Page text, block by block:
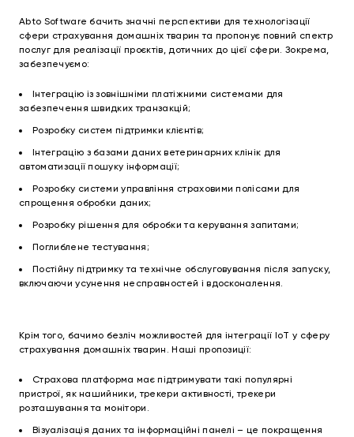
Abto Software бачить значні перспективи для технологізації
сфери страхування домашніх тварин та пропонує повний спектр
послуг для реалізації проєктів, дотичних до цієї сфери. Зокрема,
забезпечуємо:
Інтеграцію із зовнішніми платіжними системами для
забезпечення швидких транзакцій;
Розробку систем підтримки клієнтів;
Інтеграцію з базами даних ветеринарних клінік для
автоматизації пошуку інформації;
Розробку системи управління страховими полісами для
спрощення обробки даних;
Розробку рішення для обробки та керування запитами;
Поглиблене тестування;
Постійну підтримку та технічне обслуговування після запуску,
включаючи усунення несправностей і вдосконалення.
Крім того, бачимо безліч можливостей для інтеграції IoT у сферу
страхування домашніх тварин. Наші пропозиції:
Страхова платформа має підтримувати такі популярні
пристрої, як нашийники, трекери активності, трекери
розташування та монітори.
Візуалізація даних та інформаційні панелі – це покращення